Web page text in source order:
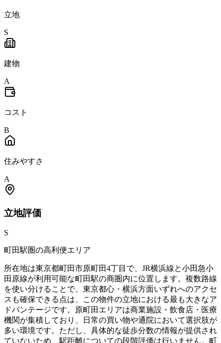
立地
S
建物
A
コスト
B
住みやすさ
A
立地評価
S
町田駅圏の高利便エリア
所在地は東京都町田市原町田4丁目で、JR横浜線と小田急小
田原線が利用可能な町田駅の商圏内に位置します。複数路線
を使い分けることで、東京都心・横浜方面いずれへのアクセ
スも確保できる点は、この物件の立地における最も大きなア
ドバンテージです。原町田エリアは商業施設・飲食店・医療
機関が集積しており、日常の買い物や通院において選択肢が
多い環境です。ただし、具体的な徒歩分数の情報が提供され
ていないため、駅距離についての段階評価は行いません。町